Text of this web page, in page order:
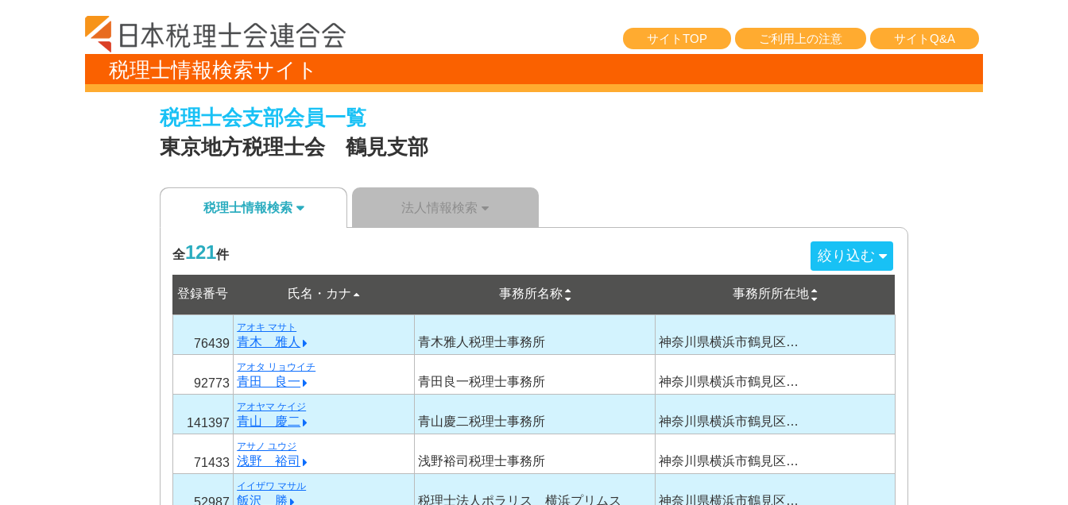
サイトTOP ご利用上の注意 サイトQ&A
税理士情報検索サイト
税理士会支部会員一覧
東京地方税理士会 鶴見支部
税理士情報検索 法人情報検索
全121件 絞り込む
登録番号 氏名・カナ 事務所名称 事務所所在地
76439
アオキ マサト
青木 雅人 青木雅人税理士事務所 神奈川県横浜市鶴見区…
92773
アオタ リョウイチ
青田 良一 青田良一税理士事務所 神奈川県横浜市鶴見区…
141397
アオヤマ ケイジ
青山 慶二 青山慶二税理士事務所 神奈川県横浜市鶴見区…
71433
アサノ ユウジ
浅野 裕司 浅野裕司税理士事務所 神奈川県横浜市鶴見区…
イイザワ マサル
飯沢 勝 税理士法人ポラリス 横浜プリムス 神奈川県横浜市鶴見区…